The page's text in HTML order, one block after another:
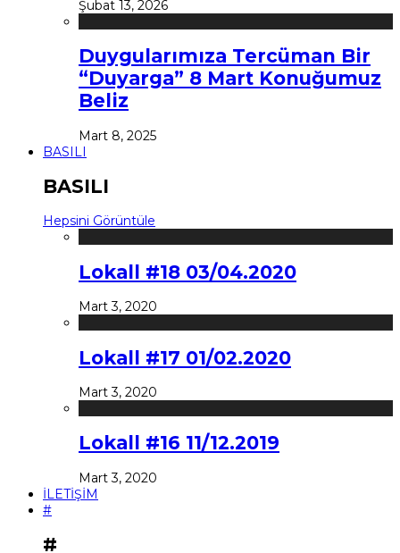
Şubat 13, 2026
Duygularımıza Tercüman Bir
“Duyarga” 8 Mart Konuğumuz
Beliz
Mart 8, 2025
BASILI
BASILI
Hepsini Görüntüle
Lokall #18 03/04.2020
Mart 3, 2020
Lokall #17 01/02.2020
Mart 3, 2020
Lokall #16 11/12.2019
Mart 3, 2020
İLETİŞİM
#
#